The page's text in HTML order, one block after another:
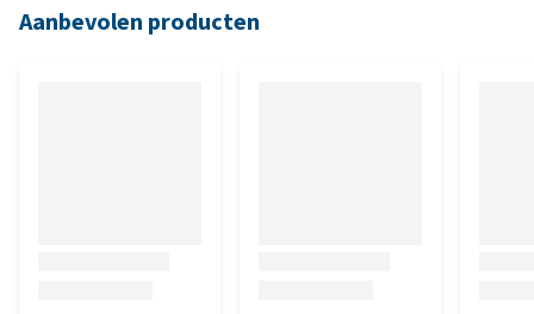
Aanbevolen producten